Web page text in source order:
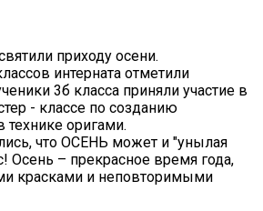
приходу осени.
интерната отметили
3б класса приняли участие в
- классе по созданию
технике оригами.
что ОСЕНЬ может и "унылая
Осень – прекрасное время года,
красками и неповторимыми